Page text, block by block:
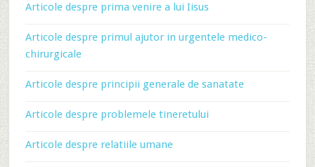
Articole despre prima venire a lui Iisus
Articole despre primul ajutor in urgentele medico-
chirurgicale
Articole despre principii generale de sanatate
Articole despre problemele tineretului
Articole despre relatiile umane